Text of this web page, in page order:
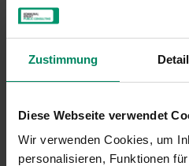
Zustimmung
Diese Webseite verwendet
Wir verwenden Cookies, um
personalisieren, Funktionen